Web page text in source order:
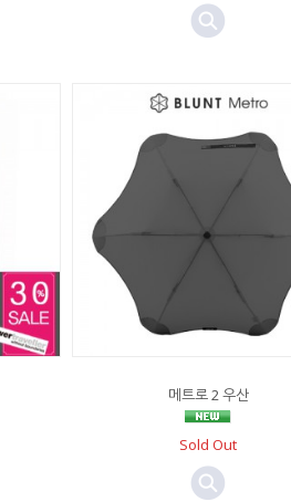
메트로 2 우산
Sold Out